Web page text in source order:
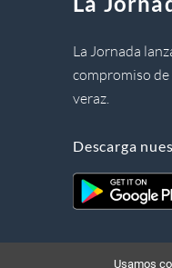
La Jornada
compromiso
veraz.
Descarga
Usamos